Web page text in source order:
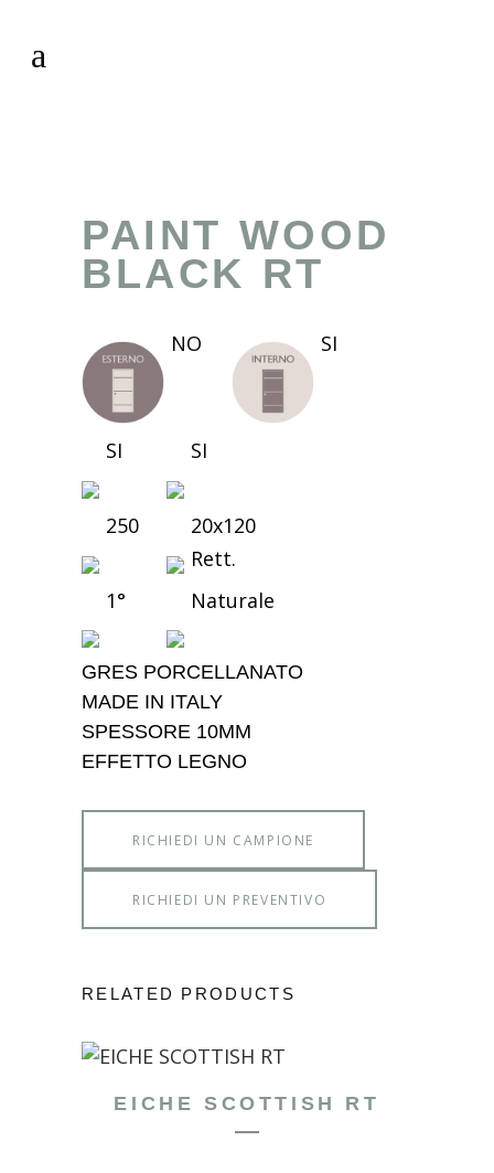
PAINT WOOD
BLACK RT
NO SI
SI SI
250
20x120
Rett.
1°
Naturale
GRES PORCELLANATO
MADE IN ITALY
SPESSORE 10MM
EFFETTO LEGNO
RICHIEDI UN CAMPIONE
RICHIEDI UN PREVENTIVO
RELATED PRODUCTS
EICHE SCOTTISH RT